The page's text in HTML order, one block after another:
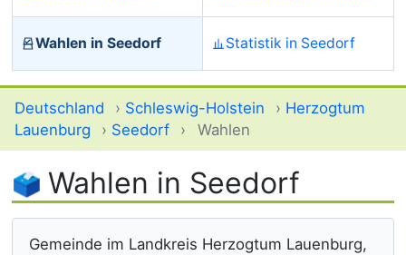
Wahlen in Seedorf Statistik in Seedorf
Deutschland › Schleswig-Holstein › Herzogtum
Lauenburg
› Seedorf › Wahlen
Wahlen in Seedorf
Gemeinde im Landkreis Herzogtum Lauenburg,